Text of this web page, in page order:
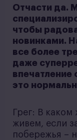
Отчасти да.
чтобы
новинками.
все более
даже
впечатление
это
Грег: В
живем, если
побережья –